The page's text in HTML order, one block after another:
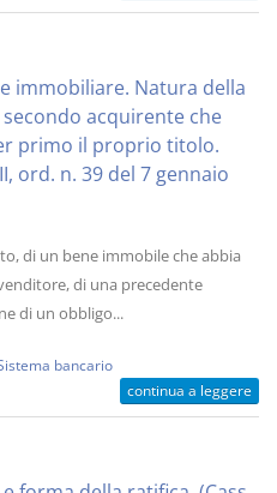
immobiliare. Natura della
acquirente che
primo il proprio titolo.
ord. n. 39 del 7 gennaio
di un bene immobile che abbia
di una precedente
di un obbligo...
bancario
continua a leggere